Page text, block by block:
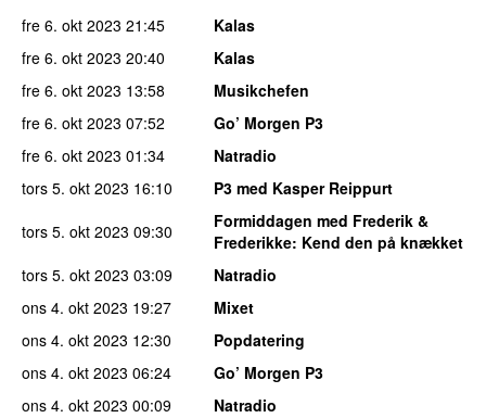
fre 6. okt 2023 21:45
Kalas
fre 6. okt 2023 20:40
Kalas
fre 6. okt 2023 13:58
Musikchefen
fre 6. okt 2023 07:52
Go’ Morgen P3
fre 6. okt 2023 01:34
Natradio
tors 5. okt 2023 16:10
P3 med Kasper Reippurt
tors 5. okt 2023 09:30
Formiddagen med Frederik &
Frederikke: Kend den på knækket
tors 5. okt 2023 03:09
Natradio
ons 4. okt 2023 19:27
Mixet
ons 4. okt 2023 12:30
Popdatering
ons 4. okt 2023 06:24
Go’ Morgen P3
ons 4. okt 2023 00:09 Natradio